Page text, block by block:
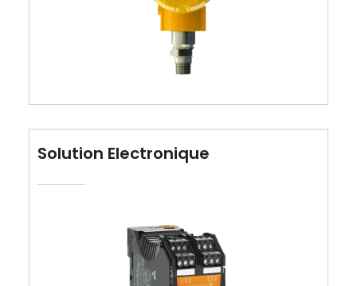
Solution Electronique